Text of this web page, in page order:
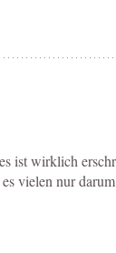
ist wirklich
vielen nur